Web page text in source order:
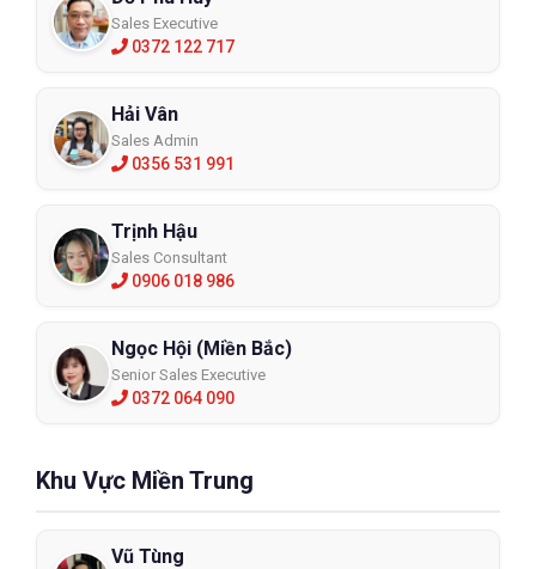
Sales Executive
0372 122 717
Hải Vân
Sales Admin
0356 531 991
Trịnh Hậu
Sales Consultant
0906 018 986
Ngọc Hội (Miền Bắc)
Senior Sales Executive
0372 064 090
Khu Vực Miền Trung
Vũ Tùng